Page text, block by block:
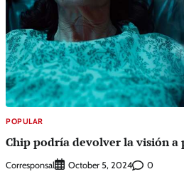
POPULAR
Chip podría devolver la visión a
Corresponsal October 5, 2024 0